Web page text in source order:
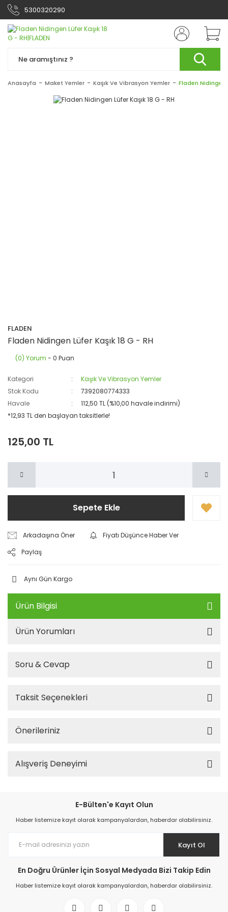
5300320290
Anasayfa Maket Yemler Kaşık Ve Vibrasyon Yemler Fladen Nidingen
FLADEN
Fladen Nidingen Lüfer Kaşık 18 G - RH
(0) Yorum - 0 Puan
Kategori
Kaşık Ve Vibrasyon Yemler
Stok Kodu
7392080774333
Havale
112,50 TL (%10,00 havale indirimi)
*12,93 TL den başlayan taksitlerle!
125,00 TL
Sepete Ekle
Arkadaşına Öner
Fiyatı Düşünce Haber Ver
Paylaş
Aynı Gün Kargo
Ürün Bilgisi
Ürün Yorumları
Soru & Cevap
Taksit Seçenekleri
Önerileriniz
Alışveriş Deneyimi
E-Bülten'e Kayıt Olun
Haber listemize kayıt olarak kampanyalardan, haberdar olabilirsiniz.
Kayıt Ol
En Doğru Ürünler İçin Sosyal Medyada Bizi Takip Edin
Haber listemize kayıt olarak kampanyalardan, haberdar olabilirsiniz.